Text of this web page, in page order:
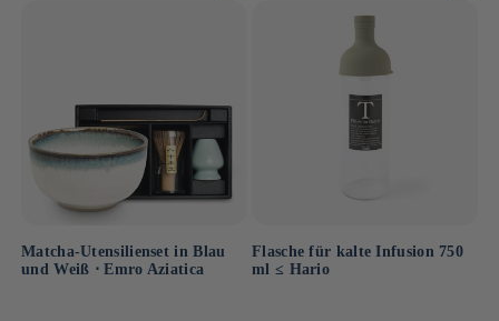
Matcha-Utensilienset in Blau
und Weiß ⋅ Emro Aziatica
Flasche für kalte Infusion 750
ml ≤ Hario